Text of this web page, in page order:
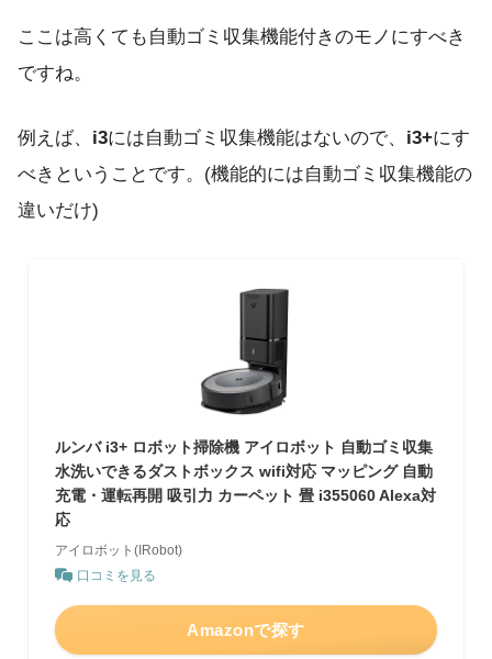
ここは高くても自動ゴミ収集機能付きのモノにすべき
ですね。
例えば、 i3には自動ゴミ収集機能はないので、 i3+にす
べきということです。(機能的には自動ゴミ収集機能の
違いだけ)
ルンバ i3+ ロボット掃除機 アイロボット 自動ゴミ収集
水洗いできるダストボックス wifi対応 マッピング 自動
充電・運転再開 吸引力 カーペット 畳 i355060 Alexa対
応
アイロボット(IRobot)
口コミを見る
Amazonで探す